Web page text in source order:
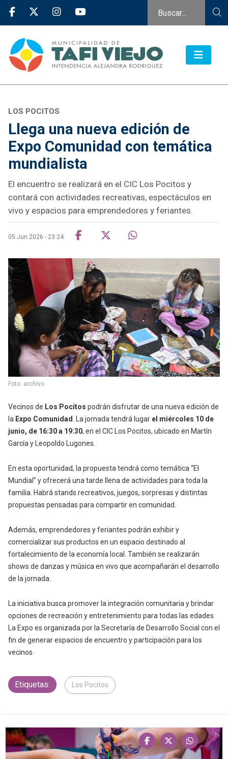
LOS POCITOS
Llega una nueva edición de
Expo Comunidad con temática
mundialista
El encuentro se realizará en el CIC Los Pocitos y
contará con actividades recreativas, espectáculos en
vivo y espacios para emprendedores y feriantes.
05 Jun 2026 - 23:24
Foto: archivo
Vecinos de Los Pocitos podrán disfrutar de una nueva edición de
la Expo Comunidad. La jornada tendrá lugar el miércoles 10 de
junio, de 16:30 a 19:30, en el CIC Los Pocitos, ubicado en Martín
García y Leopoldo Lugones.
En esta oportunidad, la propuesta tendrá como temática “El
Mundial” y ofrecerá una tarde llena de actividades para toda la
familia. Habrá stands recreativos, juegos, sorpresas y distintas
propuestas pensadas para compartir en comunidad.
Además, emprendedores y feriantes podrán exhibir y
comercializar sus productos en un espacio destinado al
fortalecimiento de la economía local. También se realizarán
shows de danzas y música en vivo que acompañarán el desarrollo
de la jornada.
La iniciativa busca promover la integración comunitaria y brindar
opciones de recreación y entretenimiento para todas las edades.
La Expo es organizada por la Secretaría de Desarrollo Social con el
fin de generar espacios de encuentro y participación para los
vecinos.
Etiquetas: Los Pocitos